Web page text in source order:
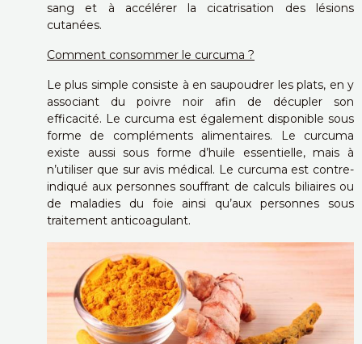
sang et à accélérer la cicatrisation des lésions
cutanées.
Comment consommer le curcuma ?
Le plus simple consiste à en saupoudrer les plats, en y
associant du poivre noir afin de décupler son
efficacité. Le curcuma est également disponible sous
forme de compléments alimentaires. Le curcuma
existe aussi sous forme d’huile essentielle, mais à
n’utiliser que sur avis médical. Le curcuma est contre-
indiqué aux personnes souffrant de calculs biliaires ou
de maladies du foie ainsi qu’aux personnes sous
traitement anticoagulant.